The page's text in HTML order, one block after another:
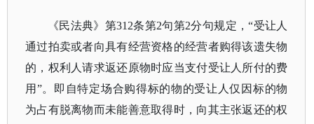
《民法典》第312条第2句第2分句规定，“受让人
通过拍卖或者向具有经营资格的经营者购得该遗失物
的，权利人请求返还原物时应当支付受让人所付的费
用”。即自特定场合购得标的物的受让人仅因标的物
为占有脱离物而未能善意取得时，向其主张返还的权